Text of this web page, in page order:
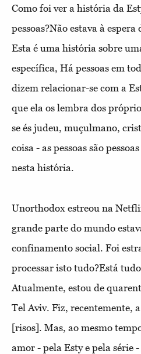
Como foi ver a história da
pessoas?Não estava à espera
Esta é uma história sobre
específica, Há pessoas em
dizem relacionar-se com a
que ela os lembra dos
se és judeu, muçulmano,
coisa - as pessoas são
nesta história.
Unorthodox estreou na
grande parte do mundo
confinamento social. Foi
processar isto tudo?Está
Atualmente, estou de
Tel Aviv. Fiz, recentemente,
[risos]. Mas, ao mesmo
amor - pela Esty e pela série